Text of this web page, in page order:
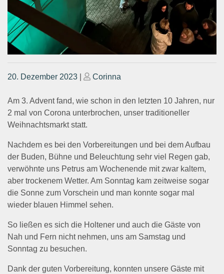
Posted
20. Dezember 2023
Posted
Corinna
Am 3. Advent fand, wie schon in den letzten 10 Jahren, nur
2 mal von Corona unterbrochen, unser traditioneller
Weihnachtsmarkt statt.
Nachdem es bei den Vorbereitungen und bei dem Aufbau
der Buden, Bühne und Beleuchtung sehr viel Regen gab,
verwöhnte uns Petrus am Wochenende mit zwar kaltem,
aber trockenem Wetter. Am Sonntag kam zeitweise sogar
die Sonne zum Vorschein und man konnte sogar mal
wieder blauen Himmel sehen.
So ließen es sich die Holtener und auch die Gäste von
Nah und Fern nicht nehmen, uns am Samstag und
Sonntag zu besuchen.
Dank der guten Vorbereitung, konnten unsere Gäste mit